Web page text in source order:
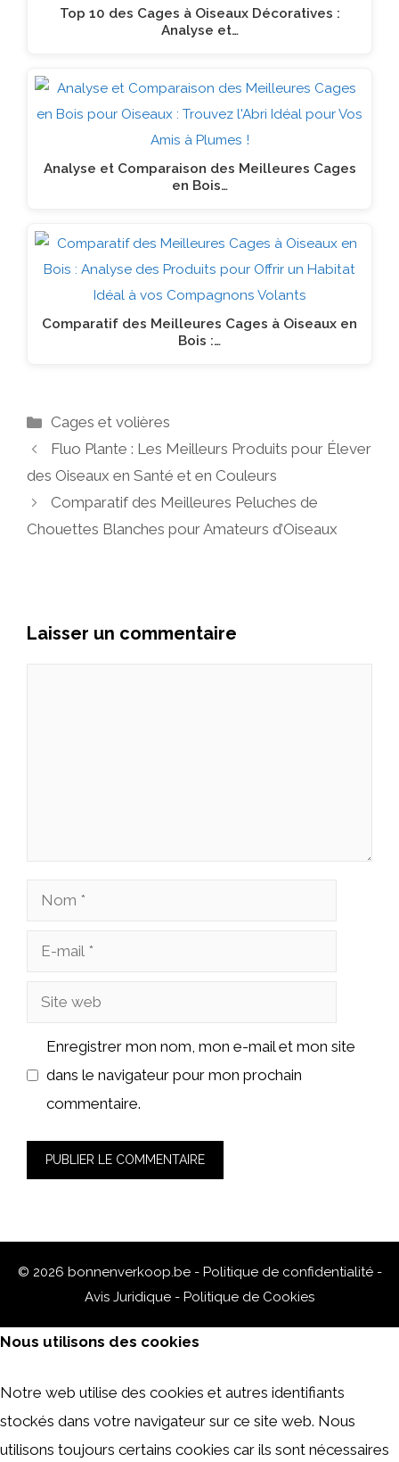
Top 10 des Cages à Oiseaux Décoratives :
Analyse et…
Analyse et Comparaison des Meilleures Cages
en Bois…
Comparatif des Meilleures Cages à Oiseaux en
Bois :…
Catégories
Cages et volières
Fluo Plante : Les Meilleurs Produits pour Élever
des Oiseaux en Santé et en Couleurs
Comparatif des Meilleures Peluches de
Chouettes Blanches pour Amateurs d’Oiseaux
Laisser un commentaire
Nom
Site
Enregistrer mon nom, mon e-mail et mon site
dans le navigateur pour mon prochain
commentaire.
© 2026 bonnenverkoop.be - Politique de confidentialité -
Avis Juridique - Politique de Cookies
Nous utilisons des cookies
Notre web utilise des cookies et autres identifiants
stockés dans votre navigateur sur ce site web. Nous
utilisons toujours certains cookies car ils sont nécessaires